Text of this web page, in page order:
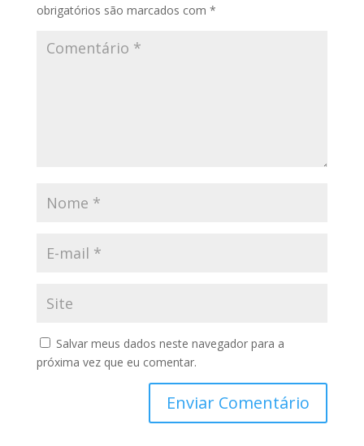
obrigatórios são marcados com *
Salvar meus dados neste navegador para a
próxima vez que eu comentar.